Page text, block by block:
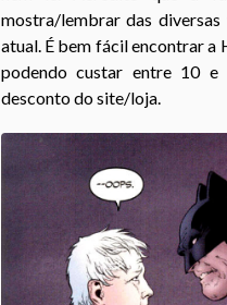
mostra/lembrar das
atual. É bem fácil encontrar a
podendo custar entre 10 e
desconto do site/loja.